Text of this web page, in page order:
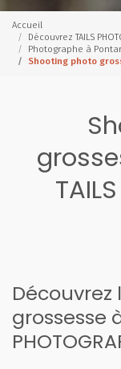
Accueil
Découvrez TAILS
Photographe à
Shooting photo
grossesse